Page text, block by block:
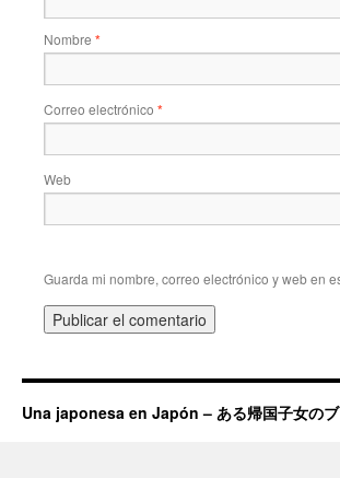
Nombre *
Correo electrónico *
Web
Guarda mi nombre, correo electrónico y web en
Una japonesa en Japón – ある帰国子女の